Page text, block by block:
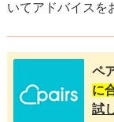
いてアドバイスを
ペ
に
試